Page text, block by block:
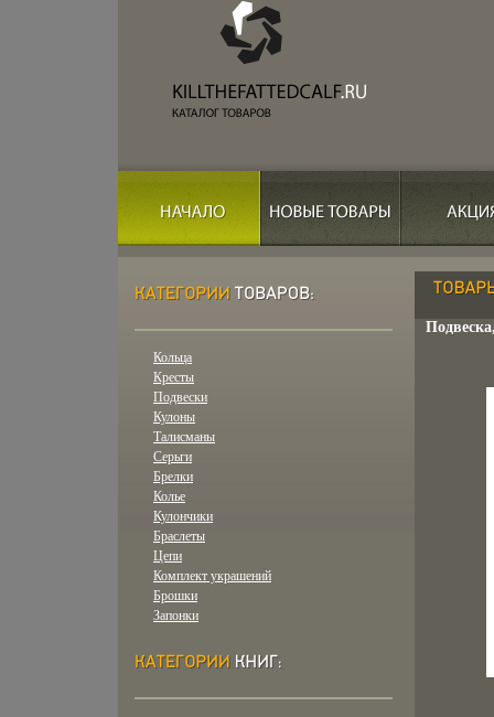
Кольца
Кресты
Подвески
Кулоны
Талисманы
Серьги
Брелки
Колье
Кулончики
Браслеты
Цепи
Комплект украшений
Брошки
Запонки